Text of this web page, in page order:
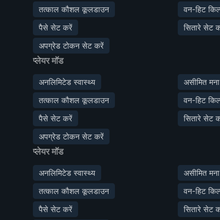
तत्काल कौशल कूलडाउन
वन-हिट
पैसे सेट करें
सितारे सेट
अपग्रेड टोकन सेट करें
प्लेयर मॉड
अनलिमिटेड स्वास्थ्य
असीमित मना
तत्काल कौशल कूलडाउन
वन-हिट
पैसे सेट करें
सितारे सेट
अपग्रेड टोकन सेट करें
प्लेयर मॉड
अनलिमिटेड स्वास्थ्य
असीमित मना
तत्काल कौशल कूलडाउन
वन-हिट
पैसे सेट करें
सितारे सेट